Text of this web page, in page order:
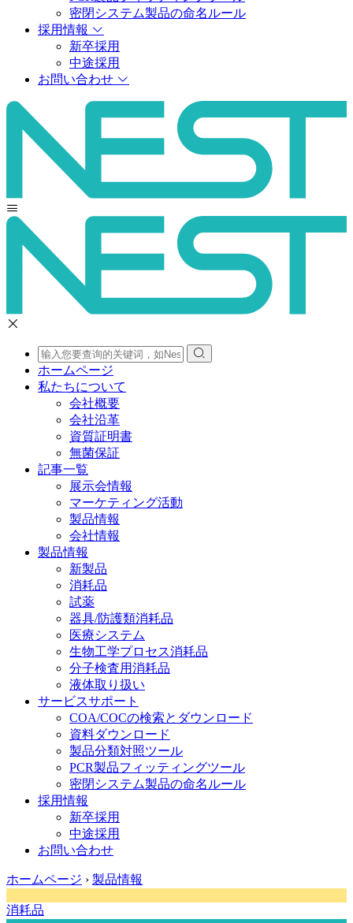
密閉システム製品の命名ルール
採用情報
新卒採用
中途採用
お問い合わせ
ホームページ
私たちについて
会社概要
会社沿革
資質証明書
無菌保証
記事一覧
展示会情報
マーケティング活動
製品情報
会社情報
製品情報
新製品
消耗品
試薬
器具/防護類消耗品
医療システム
生物工学プロセス消耗品
分子検査用消耗品
液体取り扱い
サービスサポート
COA/COCの検索とダウンロード
資料ダウンロード
製品分類対照ツール
PCR製品フィッティングツール
密閉システム製品の命名ルール
採用情報
新卒採用
中途採用
お問い合わせ
ホームページ › 製品情報
消耗品